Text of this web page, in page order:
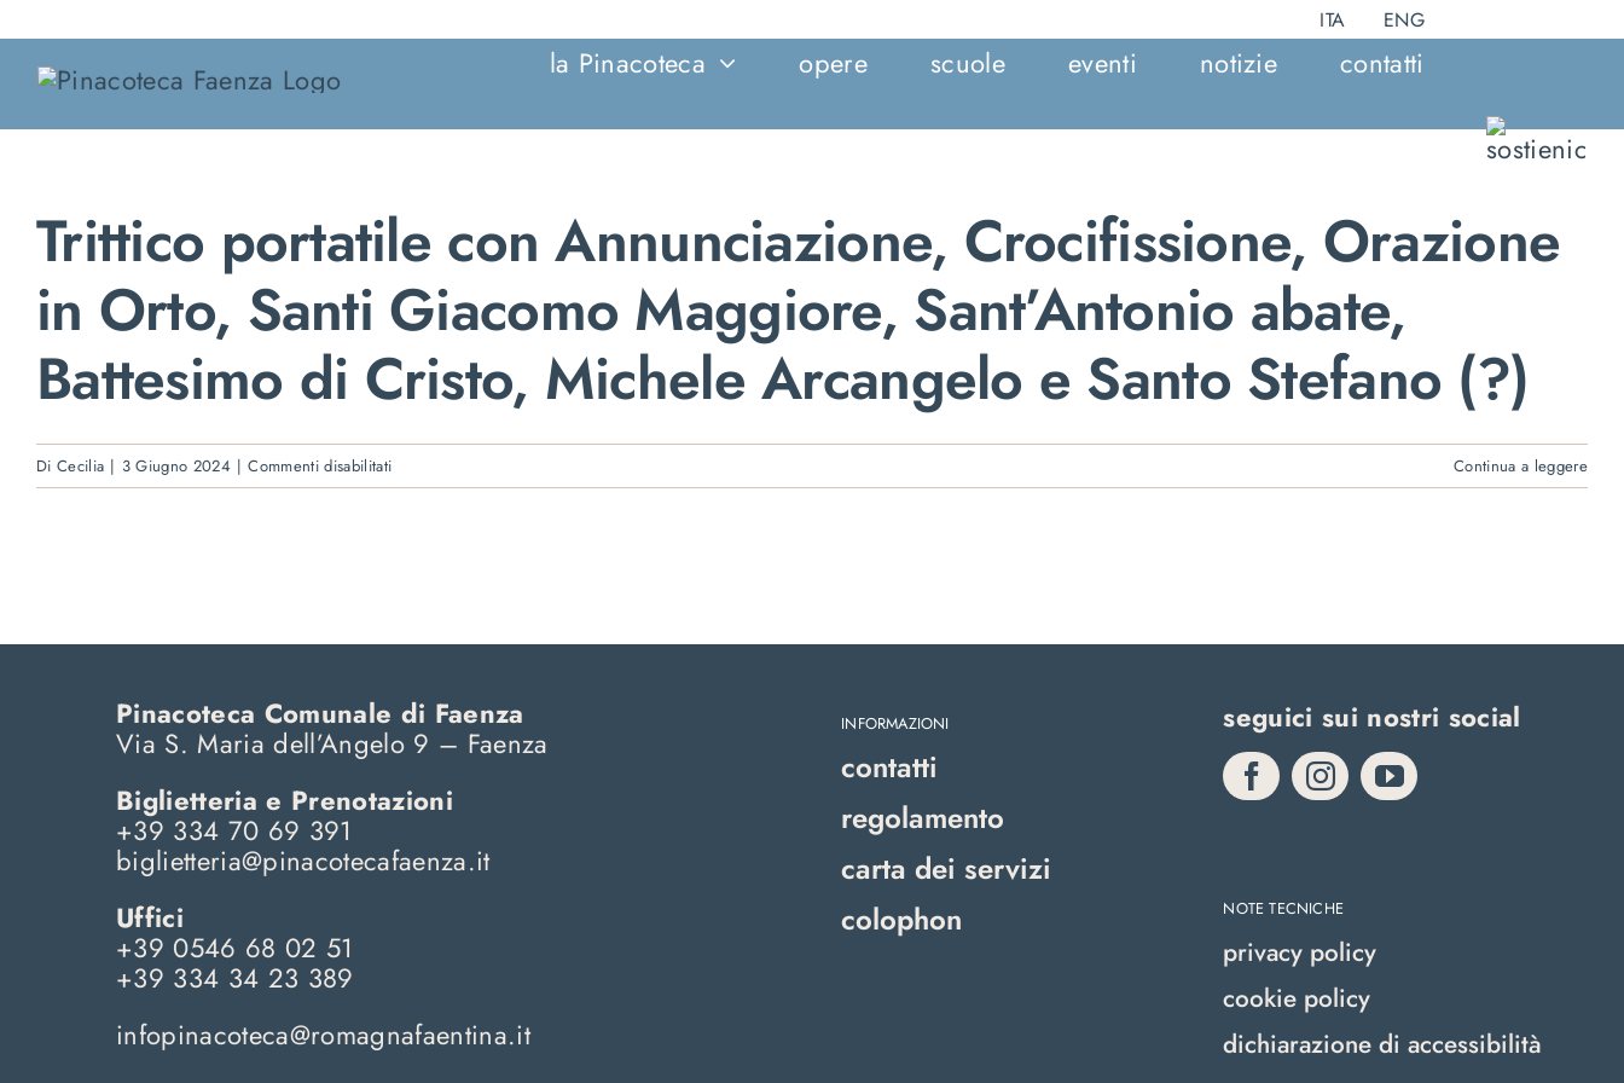
al
contenuto
ITA ENG
la Pinacoteca opere scuole eventi notizie contatti
Trittico portatile con Annunciazione, Crocifissione, Orazione
in Orto, Santi Giacomo Maggiore, Sant’Antonio abate,
Battesimo di Cristo, Michele Arcangelo e Santo Stefano (?)
Di Cecilia | 3 Giugno 2024 | Commenti disabilitatisu
Trittico
Orazione
Orto,
Santi
Maggiore,
abate,
e
Continua a leggere
Pinacoteca Comunale di Faenza
Via S. Maria dell’Angelo 9 – Faenza
Biglietteria e Prenotazioni
+39 334 70 69 391
biglietteria@pinacotecafaenza.it
Uffici
+39 0546 68 02 51
+39 334 34 23 389
infopinacoteca@romagnafaentina.it
INFORMAZIONI
contatti
regolamento
carta dei servizi
colophon
seguici sui nostri social
NOTE TECNICHE
privacy policy
cookie policy
dichiarazione di accessibilità